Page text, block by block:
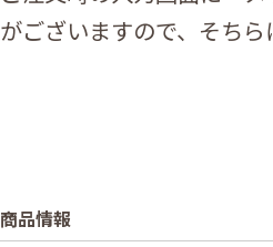
がございますので、そち
商品情報